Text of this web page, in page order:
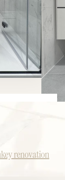
renovation